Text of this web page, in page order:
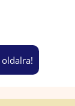
oldalra!